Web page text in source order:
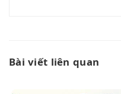
Bài viết liên quan